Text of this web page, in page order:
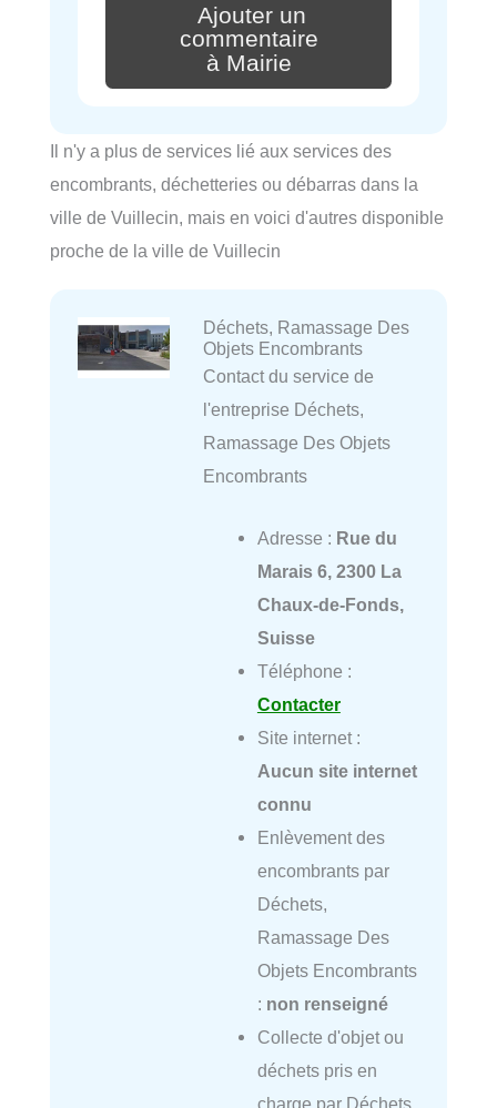
Ajouter un
commentaire
à Mairie
Il n'y a plus de services lié aux services des
encombrants, déchetteries ou débarras dans la
ville de Vuillecin, mais en voici d'autres disponible
proche de la ville de Vuillecin
Déchets, Ramassage Des
Objets Encombrants
Contact du service de
l'entreprise Déchets,
Ramassage Des Objets
Encombrants
Adresse : Rue du
Marais 6, 2300 La
Chaux-de-Fonds,
Suisse
Téléphone :
Contacter
Site internet :
Aucun site internet
connu
Enlèvement des
encombrants par
Déchets,
Ramassage Des
Objets Encombrants
: non renseigné
Collecte d'objet ou
déchets pris en
charge par Déchets,